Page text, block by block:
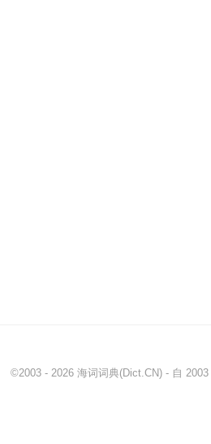
©2003 - 2026 海词词典(Dict.CN) - 自